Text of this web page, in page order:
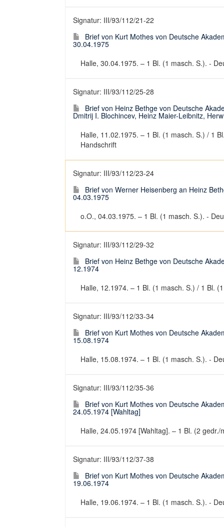
Signatur: III/93/112/21-22
Brief von Kurt Mothes von Deutsche
30.04.1975
Halle, 30.04.1975. – 1 Bl. (1 masch. S.). -
Signatur: III/93/112/25-28
Brief von Heinz Bethge von Deutsche
Dmitrij I. Blochincev, Heinz Maier-Leibnitz,
Halle, 11.02.1975. – 1 Bl. (1 masch. S.) / 1
Handschrift
Signatur: III/93/112/23-24
Brief von Werner Heisenberg an Heinz
04.03.1975
o.O., 04.03.1975. – 1 Bl. (1 masch. S.). -
Signatur: III/93/112/29-32
Brief von Heinz Bethge von Deutsche
12.1974
Halle, 12.1974. – 1 Bl. (1 masch. S.) / 1 Bl.
Signatur: III/93/112/33-34
Brief von Kurt Mothes von Deutsche
15.08.1974
Halle, 15.08.1974. – 1 Bl. (1 masch. S.). -
Signatur: III/93/112/35-36
Brief von Kurt Mothes von Deutsche
24.05.1974 [Wahltag]
Halle, 24.05.1974 [Wahltag]. – 1 Bl. (2
Signatur: III/93/112/37-38
Brief von Kurt Mothes von Deutsche
19.06.1974
Halle, 19.06.1974. – 1 Bl. (1 masch. S.). -